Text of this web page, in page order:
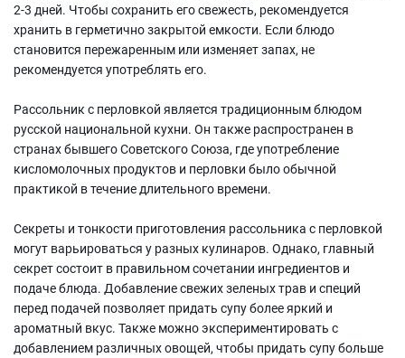
2-3 дней. Чтобы сохранить его свежесть, рекомендуется
хранить в герметично закрытой емкости. Если блюдо
становится пережаренным или изменяет запах, не
рекомендуется употреблять его.
Рассольник с перловкой является традиционным блюдом
русской национальной кухни. Он также распространен в
странах бывшего Советского Союза, где употребление
кисломолочных продуктов и перловки было обычной
практикой в течение длительного времени.
Секреты и тонкости приготовления рассольника с перловкой
могут варьироваться у разных кулинаров. Однако, главный
секрет состоит в правильном сочетании ингредиентов и
подаче блюда. Добавление свежих зеленых трав и специй
перед подачей позволяет придать супу более яркий и
ароматный вкус. Также можно экспериментировать с
добавлением различных овощей, чтобы придать супу больше